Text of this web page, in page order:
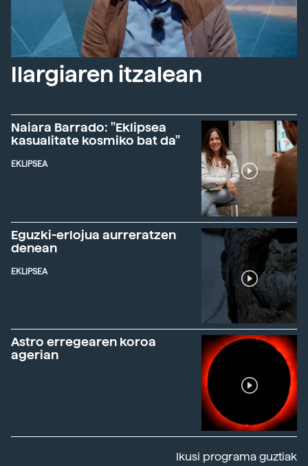
Ilargiaren itzalean
Naiara Barrado: "Eklipsea
kasualitate kosmiko bat da"
EKLIPSEA
Eguzki-erlojua aurreratzen
denean
EKLIPSEA
Astro erregearen koroa
agerian
Ikusi programa guztiak